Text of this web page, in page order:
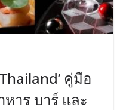
คู่มือ
าร บาร์ และ